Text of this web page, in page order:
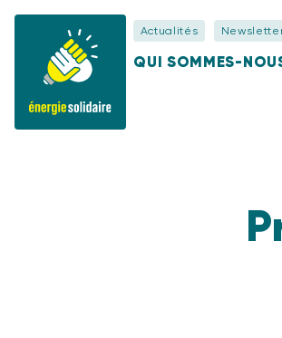
Actualités
QUI SOMMES-